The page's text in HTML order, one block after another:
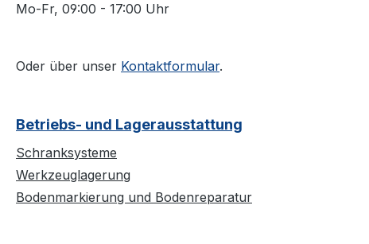
Mo-Fr, 09:00 - 17:00 Uhr
Oder über unser Kontaktformular.
Betriebs- und Lagerausstattung
Schranksysteme
Werkzeuglagerung
Bodenmarkierung und Bodenreparatur